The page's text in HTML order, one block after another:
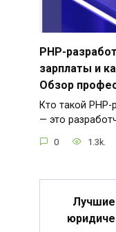
PHP-
зарплаты и
Обзор
Кто такой PHP-
— это
0 1.3k.